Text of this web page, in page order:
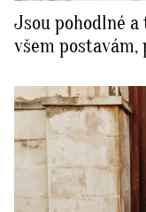
Jsou pohodlné
všem postavám,